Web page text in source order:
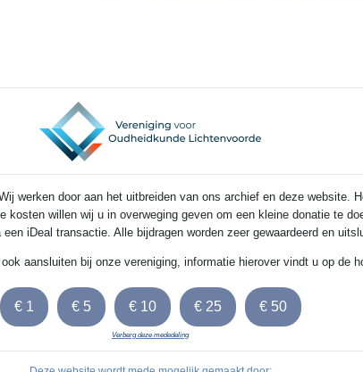
werken door aan het uitbreiden van ons archief en deze website.
willen wij u in overweging geven om een kleine donatie te
iDeal transactie. Alle bijdragen worden zeer gewaardeerd en
aansluiten bij onze vereniging, informatie hierover vindt u op de
Verberg deze mededeling